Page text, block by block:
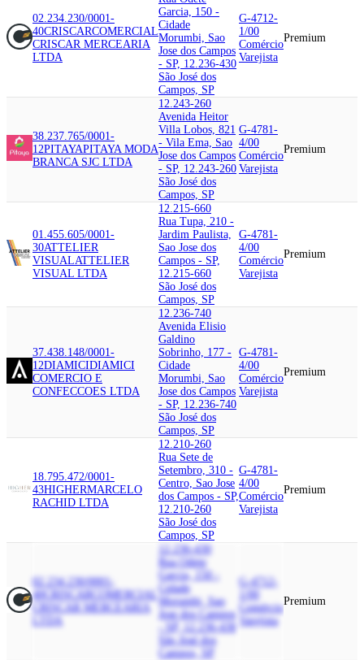
02.234.230/0001-
40CRISCARCOMERCIAL
CRISCAR MERCEARIA
LTDA
Garcia, 150 -
Cidade
Morumbi, Sao
Jose dos Campos
- SP, 12.236-430
São José dos
Campos, SP
G-4712-
1/00
Comércio
Varejista
Premium
38.237.765/0001-
12PITAYAPITAYA MODA
BRANCA SJC LTDA
12.243-260
Avenida Heitor
Villa Lobos, 821
- Vila Ema, Sao
Jose dos Campos
- SP, 12.243-260
São José dos
Campos, SP
G-4781-
4/00
Comércio
Varejista
Premium
01.455.605/0001-
30ATTELIER
VISUALATTELIER
VISUAL LTDA
12.215-660
Rua Tupa, 210 -
Jardim Paulista,
Sao Jose dos
Campos - SP,
12.215-660
São José dos
Campos, SP
G-4781-
4/00
Comércio
Varejista
Premium
37.438.148/0001-
12DIAMICIDIAMICI
COMERCIO E
CONFECCOES LTDA
12.236-740
Avenida Elisio
Galdino
Sobrinho, 177 -
Cidade
Morumbi, Sao
Jose dos Campos
- SP, 12.236-740
São José dos
Campos, SP
G-4781-
4/00
Comércio
Varejista
Premium
18.795.472/0001-
43HIGHERMARCELO
RACHID LTDA
12.210-260
Rua Sete de
Setembro, 310 -
Centro, Sao Jose
dos Campos - SP,
12.210-260
São José dos
Campos, SP
G-4781-
4/00
Comércio
Varejista
Premium
02.234.230/0001-
40
CRISCAR
COMERCIAL
CRISCAR MERCEARIA
12.236-430
Rua Odete
Garcia, 150 -
Cidade
Morumbi, Sao
Jose dos Campos
- SP, 12.236-430
São José dos
Campos, SP
G-4712-
1/00
Comércio
Varejista
Premium